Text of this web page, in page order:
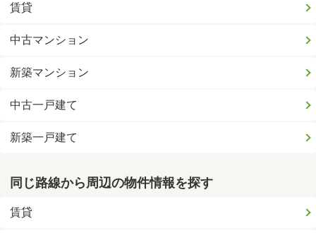
賃貸
中古マンション
新築マンション
中古一戸建て
新築一戸建て
同じ路線から周辺の物件情報を探す
賃貸